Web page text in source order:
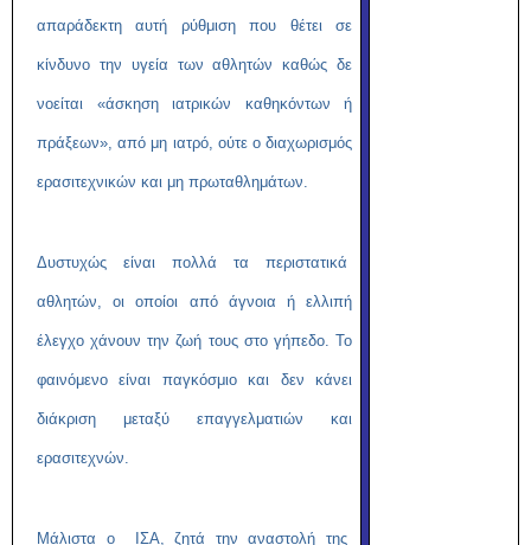
απαράδεκτη αυτή ρύθμιση που θέτει σε
κίνδυνο την υγεία των αθλητών καθώς δε
νοείται «άσκηση ιατρικών καθηκόντων ή
πράξεων», από μη ιατρό, ούτε ο διαχωρισμός
ερασιτεχνικών και μη πρωταθλημάτων.
Δυστυχώς είναι πολλά τα περιστατικά
αθλητών, οι οποίοι από άγνοια ή ελλιπή
έλεγχο χάνουν την ζωή τους στο γήπεδο. Το
φαινόμενο είναι παγκόσμιο και δεν κάνει
διάκριση μεταξύ επαγγελματιών και
ερασιτεχνών.
Μάλιστα ο ΙΣΑ, ζητά την αναστολή της